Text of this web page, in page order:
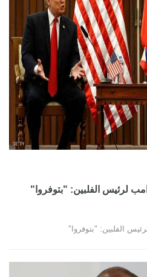
لرئيس الفلبين: "بتوفروا"
الفلبين: "بتوفروا"